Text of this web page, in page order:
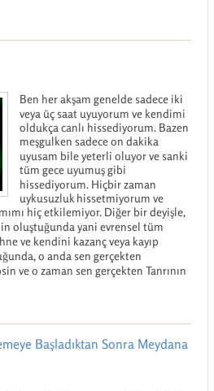
Ben her akşam genelde sadece iki
veya üç saat uyuyorum ve kendimi
oldukça canlı hissediyorum. Bazen
meşgulken sadece on dakika
uyusam bile yeterli oluyor ve sanki
tüm gece uyumuş gibi
hissediyorum. Hiçbir zaman
uykusuzluk hissetmiyorum ve
hiç etkilemiyor. Diğer bir deyişle,
oluştuğunda yani evrensel tüm
ve kendini kazanç veya kayıp
o anda sen gerçekten
ve o zaman sen gerçekten Tanrının
Başladıktan Sonra Meydana